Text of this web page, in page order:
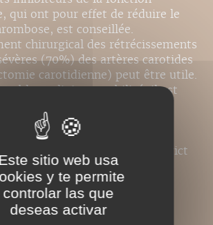
qui ont pour effet de réduire le
est conseillée.
chirurgical des rétrécissements
(70%) des artères carotides
carotidienne) peut être utile.
tableau clinique stabilisé, il est
d'entamer une réhabilitation
le but est de réduire au
pertes fonctionnelles.
d'effectuer un contrôle strict
de risque vasculaire.
CAVITÉ COTYLOÏDE, OU
sitio web usa
y te permite
controlar las que
deseas activar